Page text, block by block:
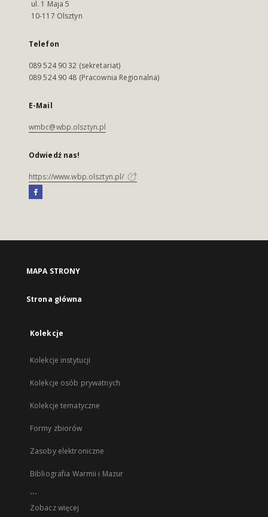
ul. 1 Maja 5
10-117 Olsztyn
Telefon
089 524 90 32 (sekretariat)
089 524 90 48 (Pracownia Regionalna)
E-Mail
wmbc@wbp.olsztyn.pl
Odwiedź nas!
https://www.wbp.olsztyn.pl/
MAPA STRONY
Strona główna
Kolekcje
Kolekcje instytucji
Kolekcje osób prywatnych
Kolekcje tematyczne
Formy zbiorów
Zasoby elektroniczne
Bibliografia Warmii i Mazur
...
Zobacz więcej